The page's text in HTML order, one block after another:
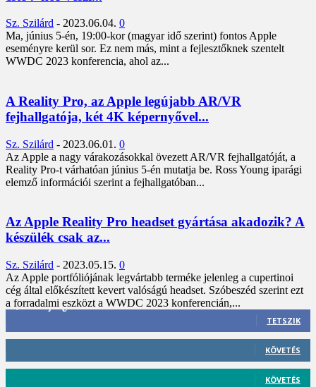
Sz. Szilárd - 2023.06.04. 0
Ma, június 5-én, 19:00-kor (magyar idő szerint) fontos Apple
eseményre kerül sor. Ez nem más, mint a fejlesztőknek szentelt
WWDC 2023 konferencia, ahol az...
A Reality Pro, az Apple legújabb AR/VR
fejhallgatója, két 4K képernyővel...
Sz. Szilárd - 2023.06.01. 0
Az Apple a nagy várakozásokkal övezett AR/VR fejhallgatóját, a
Reality Pro-t várhatóan június 5-én mutatja be. Ross Young iparági
elemző információi szerint a fejhallgatóban...
Az Apple Reality Pro headset gyártása akadozik? A
készülék csak az...
Sz. Szilárd - 2023.05.15. 0
Az Apple portfóliójának legvártabb terméke jelenleg a cupertinoi
cég által előkészített kevert valóságú headset. Szóbeszéd szerint ezt
a forradalmi eszközt a WWDC 2023 konferencián,...
3,452 Rajongók
TETSZIK
KÖVETÉS
KÖVETÉS